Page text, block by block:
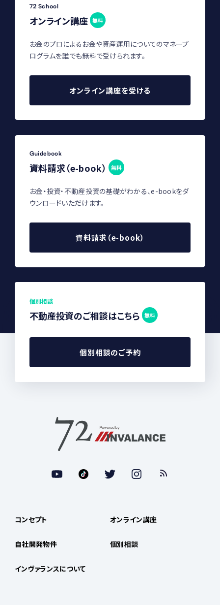
72 School
オンライン講座 無料
お金のプロによるお金や資産運用についてのマネープ
ログラムを誰でも無料で受けられます。
オンライン講座を受ける
Guidebook
資料請求（e-book） 無料
お金・投資・不動産投資の基礎がわかる、e-bookをダ
ウンロードいただけます。
資料請求（e-book）
個別相談
不動産投資のご相談はこちら 無料
個別相談のご予約
コンセプト
自社開発物件
インヴァランスについて
オンライン講座
個別相談